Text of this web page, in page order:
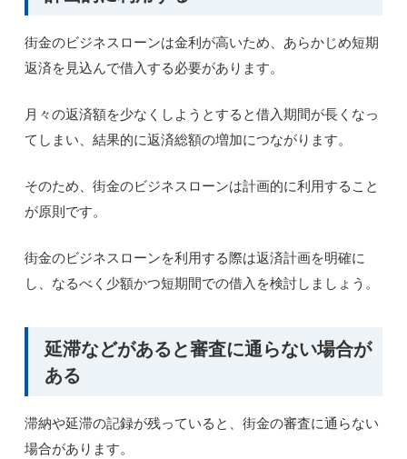
街金のビジネスローンは金利が高いため、あらかじめ短期
返済を見込んで借入する必要があります。
月々の返済額を少なくしようとすると借入期間が長くなっ
てしまい、結果的に返済総額の増加につながります。
そのため、街金のビジネスローンは計画的に利用すること
が原則です。
街金のビジネスローンを利用する際は返済計画を明確に
し、なるべく少額かつ短期間での借入を検討しましょう。
延滞などがあると審査に通らない場合が
ある
滞納や延滞の記録が残っていると、街金の審査に通らない
場合があります。